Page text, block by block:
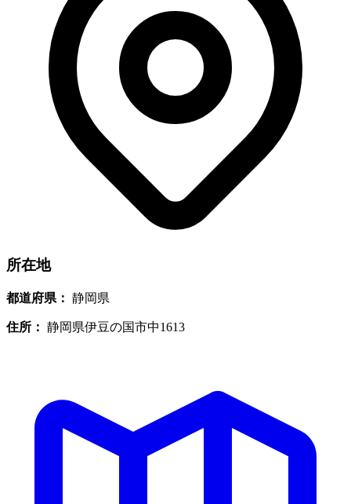
所在地
都道府県： 静岡県
住所： 静岡県伊豆の国市中1613